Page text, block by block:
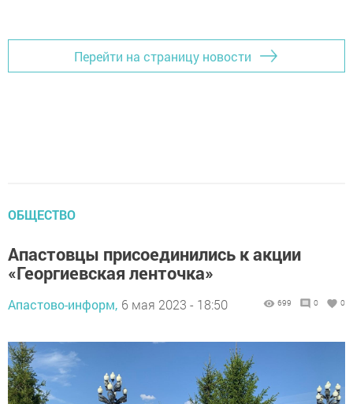
Перейти на страницу новости
ОБЩЕСТВО
Апастовцы присоединились к акции
«Георгиевская ленточка»
Апастово-информ, 6 мая 2023 - 18:50 699 0 0